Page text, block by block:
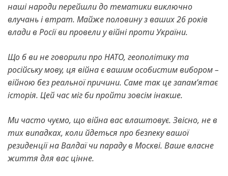
наші народи перейшли до тематики виключно
влучань і втрат. Майже половину з ваших 26 років
влади в Росії ви провели у війні проти України.
Що б ви не говорили про НАТО, геополітику та
російську мову, ця війна є вашим особистим вибором –
війною без реальної причини. Саме так це запам’ятає
історія. Цей час міг би пройти зовсім інакше.
Ми часто чуємо, що війна вас влаштовує. Звісно, не в
тих випадках, коли йдеться про безпеку вашої
резиденції на Валдаї чи параду в Москві. Ваше власне
життя для вас цінне.